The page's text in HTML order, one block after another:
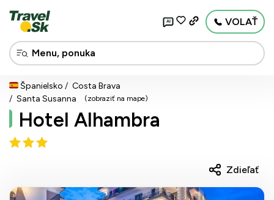
AI VOLAŤ
Španielsko
Costa Brava
Santa Susanna
(zobraziť na mape)
Hotel Alhambra
Zdieľať